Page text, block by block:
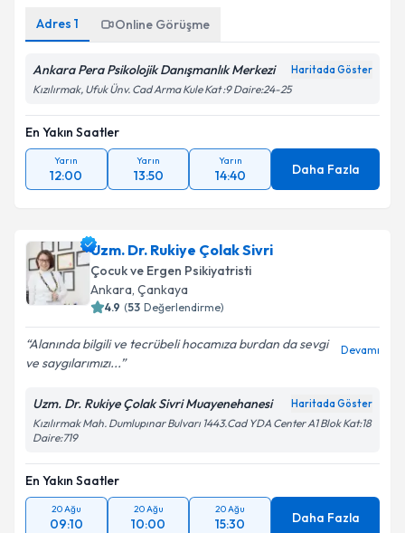
Adres 1 Online Görüşme
Ankara Pera Psikolojik Danışmanlık Merkezi Haritada Göster
Kızılırmak, Ufuk Ünv. Cad Arma Kule Kat :9 Daire:24-25
En Yakın Saatler
Yarın
12:00
Yarın
13:50
Yarın
14:40 Daha Fazla
Uzm. Dr. Rukiye Çolak Sivri
Çocuk ve Ergen Psikiyatristi
Ankara, Çankaya
4.9 (53 Değerlendirme)
Alanında bilgili ve tecrübeli hocamıza burdan da sevgi
ve saygılarımızı...
Devamı
Uzm. Dr. Rukiye Çolak Sivri Muayenehanesi Haritada Göster
Kızılırmak Mah. Dumlupınar Bulvarı 1443.Cad YDA Center A1 Blok Kat:18
Daire:719
En Yakın Saatler
20 Ağu
09:10
20 Ağu
10:00
20 Ağu
15:30 Daha Fazla